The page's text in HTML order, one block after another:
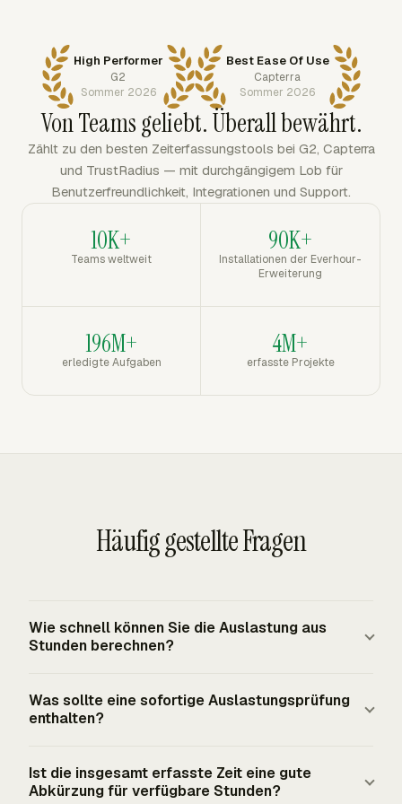
High Performer
G2
Sommer 2026
Best Ease Of Use
Capterra
Sommer 2026
Von Teams geliebt. Überall bewährt.
Zählt zu den besten Zeiterfassungstools bei G2, Capterra
und TrustRadius — mit durchgängigem Lob für
Benutzerfreundlichkeit, Integrationen und Support.
10K+
Teams weltweit
90K+
Installationen der Everhour-
Erweiterung
196M+
erledigte Aufgaben
4M+
erfasste Projekte
Häufig gestellte Fragen
Wie schnell können Sie die Auslastung aus
Stunden berechnen?
sobald abrechenbare Stunden und verfügbare Stunden
Version benötigt trotzdem eine Nennerbezeichnung. Ein
Was sollte eine sofortige Auslastungsprüfung
enthalten?
verfügbare Stunden, den Datumsbereich und die
Ist die insgesamt erfasste Zeit eine gute
Abkürzung für verfügbare Stunden?